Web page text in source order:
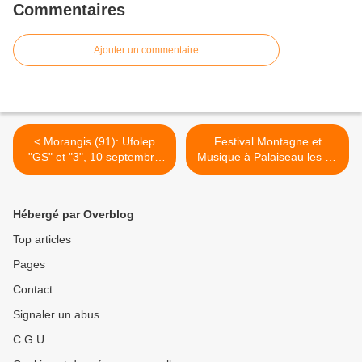
Commentaires
Ajouter un commentaire
< Morangis (91): Ufolep
"GS" et "3", 10 septembre
2017
Festival Montagne et
Musique à Palaiseau les 23
et 24 septembre 2017 >
Hébergé par Overblog
Top articles
Pages
Contact
Signaler un abus
C.G.U.